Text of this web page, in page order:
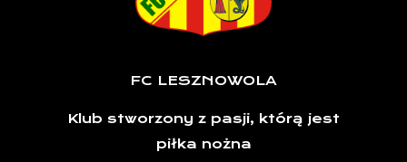
FC LESZNOWOLA
Klub stworzony z pasji, którą jest
piłka nożna